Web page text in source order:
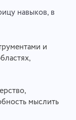
навыков, в
и
мыслить